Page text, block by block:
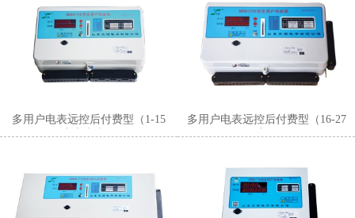
多用户电表远控后付费型（1-15
户大表壳）
多用户电表远控后付费型（16-27
户）